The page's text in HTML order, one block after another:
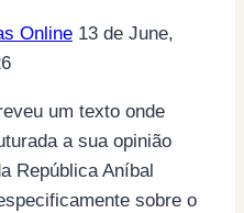
Online 13 de June,
um texto onde
a sua opinião
República Aníbal
sobre o